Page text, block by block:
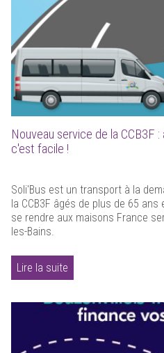
Nouveau service de la CCB3F
c'est facile !
Soli'Bus est un transport à la
la CCB3F âgés de plus de 65
se rendre aux maisons France
les-Bains.
Lire la suite